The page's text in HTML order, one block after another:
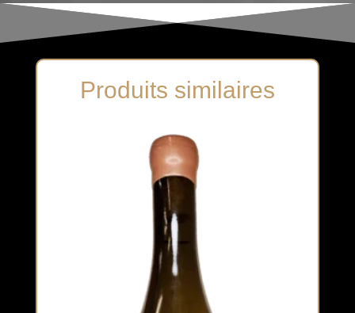
Produits similaires